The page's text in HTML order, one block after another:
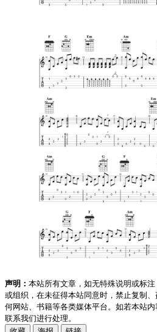
声明： 本站所有文章，如无特殊说明或标
或组织，在未征得本站同意时，禁止复制
何网站、书籍等各类媒体平台。如若本站
联系我们进行处理。